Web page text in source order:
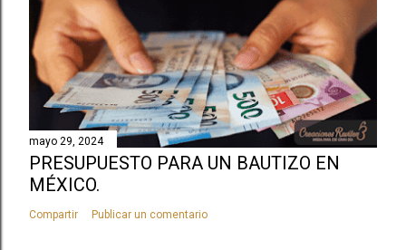
mayo 29, 2024
PRESUPUESTO PARA UN BAUTIZO EN
MÉXICO.
Compartir Publicar un comentario